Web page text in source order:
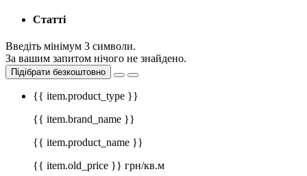
Статті
Введіть мінімум 3 символи.
За вашим запитом нічого не знайдено.
Підібрати безкоштовно
{{ item.product_type }}
{{ item.brand_name }}
{{ item.product_name }}
{{ item.old_price }} грн/кв.м